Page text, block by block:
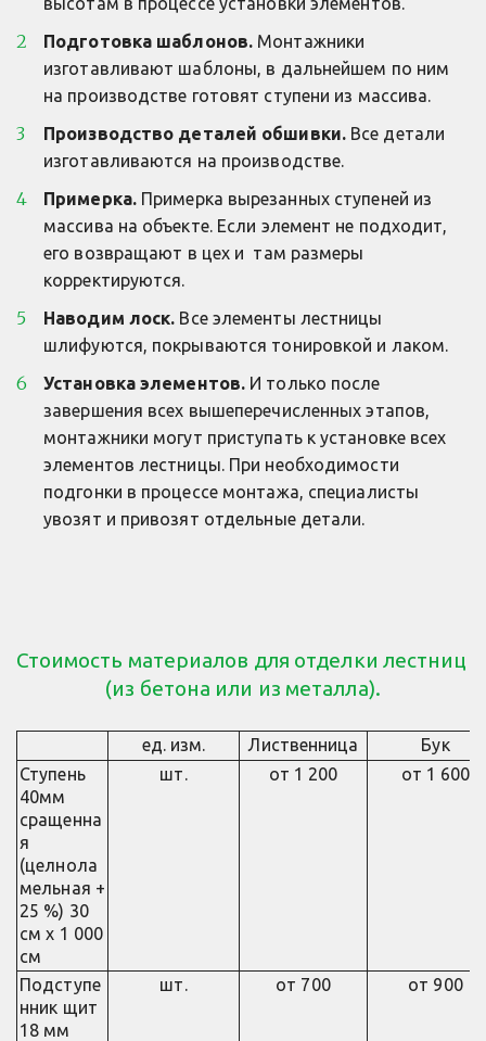
Подготовка шаблонов. Монтажники
изготавливают шаблоны, в дальнейшем по ним
на производстве готовят ступени из массива.
Производство деталей обшивки. Все детали
изготавливаются на производстве.
Примерка. Примерка вырезанных ступеней из
массива на объекте. Если элемент не подходит,
его возвращают в цех и  там размеры
корректируются.
Наводим лоск. Все элементы лестницы
шлифуются, покрываются тонировкой и лаком.
Установка элементов. И только после
завершения всех вышеперечисленных этапов,
монтажники могут приступать к установке всех
элементов лестницы. При необходимости
подгонки в процессе монтажа, специалисты
увозят и привозят отдельные детали.
Стоимость материалов для отделки лестниц
(из бетона или из металла).
ед. изм. Лиственница
Бук
Ступень
40мм
сращенна
я
(целнола
мельная +
25 %) 30
см х 1 000
см
шт. от 1 200 от 1 600
Подступе
нник щит
18 мм
шт. от 700 от 900